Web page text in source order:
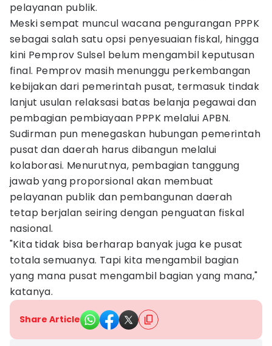
pelayanan publik.
Meski sempat muncul wacana pengurangan PPPK
sebagai salah satu opsi penyesuaian fiskal, hingga
kini Pemprov Sulsel belum mengambil keputusan
final. Pemprov masih menunggu perkembangan
kebijakan dari pemerintah pusat, termasuk tindak
lanjut usulan relaksasi batas belanja pegawai dan
pembagian pembiayaan PPPK melalui APBN.
Sudirman pun menegaskan hubungan pemerintah
pusat dan daerah harus dibangun melalui
kolaborasi. Menurutnya, pembagian tanggung
jawab yang proporsional akan membuat
pelayanan publik dan pembangunan daerah
tetap berjalan seiring dengan penguatan fiskal
nasional.
"Kita tidak bisa berharap banyak juga ke pusat
totala semuanya. Tapi kita mengambil bagian
yang mana pusat mengambil bagian yang mana,"
katanya.
Share Article